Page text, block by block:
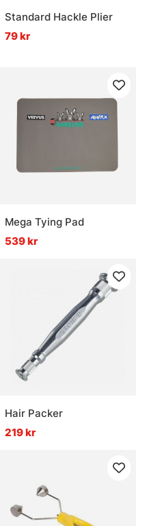
Standard Hackle Plier
79 kr
Mega Tying Pad
539 kr
Hair Packer
219 kr